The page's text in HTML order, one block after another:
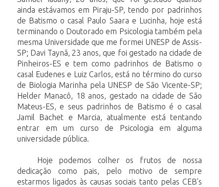
ainda estávamos em Piraju-SP, tendo por padrinhos
de Batismo o casal Paulo Saara e Lucinha, hoje está
terminando o Doutorado em Psicologia também pela
mesma Universidade que me formei UNESP de Assis-
SP; Davi Taynã, 23 anos, que foi gestado na cidade de
Pinheiros-ES e tem como padrinhos de Batismo o
casal Eudenes e Luiz Carlos, está no término do curso
de Biologia Marinha pela UNESP de São Vicente-SP;
Helder Manacô, 18 anos, gestado na cidade de São
Mateus-ES, e seus padrinhos de Batismo é o casal
Jamil Bachet e Marcia, atualmente está tentando
entrar em um curso de Psicologia em alguma
universidade pública.
Hoje podemos colher os frutos de nossa
dedicação como pais, pelo motivo de sempre
estarmos ligados às causas sociais tanto pelas CEB’s